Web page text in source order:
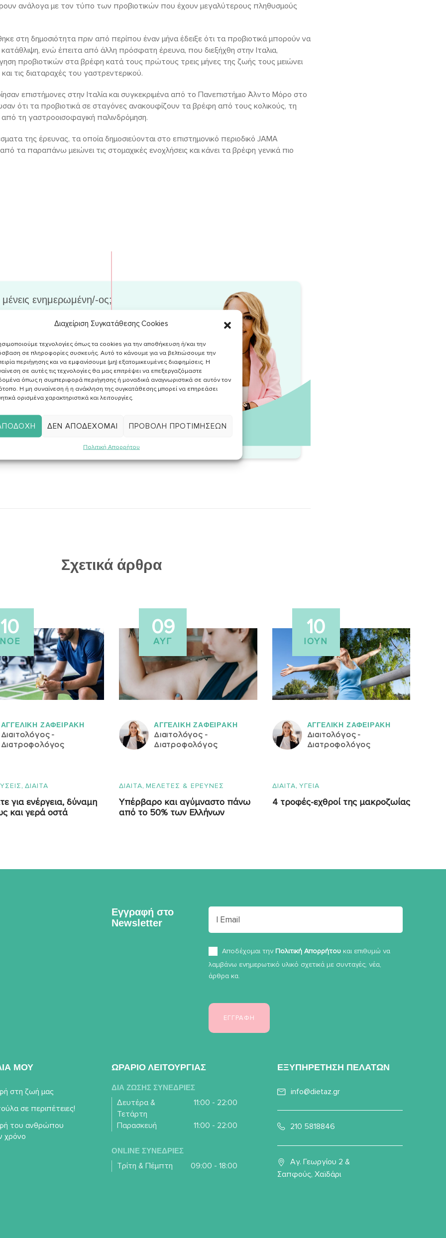
Διαχείριση Συγκατάθεσης Cookies
τεχνολογίες όπως τα cookies για την αποθήκευση ή/και την
σε πληροφορίες συσκευής. Αυτό το κάνουμε για να βελτιώσουμε την
περιήγησης και να εμφανίσουμε (μη) εξατομικευμένες διαφημίσεις. Η
σε αυτές τις τεχνολογίες θα μας επιτρέψει να επεξεργαζόμαστε
όπως η συμπεριφορά περιήγησης ή μοναδικά αναγνωριστικά σε αυτόν τον
Η μη συναίνεση ή η ανάκληση της συγκατάθεσης μπορεί να επηρεάσει
ορισμένα χαρακτηριστικά και λειτουργίες.
ΔΕΝ ΑΠΟΔΈΧΟΜΑΙ ΠΡΟΒΟΛΉ ΠΡΟΤΙΜΉΣΕΩΝ
Πολιτική Απορρήτου
ανάλογα με τον τύπο των προβιοτικών που έχουν μεγαλύτερους πληθυσμούς
στη δημοσιότητα πριν από περίπου έναν μήνα έδειξε ότι τα προβιοτικά μπορούν να
ενώ έπειτα από άλλη πρόσφατη έρευνα, που διεξήχθη στην Ιταλια,
προβιοτικών στα βρέφη κατά τους πρώτους τρεις μήνες της ζωής τους μειώνει
τις διαταραχές του γαστρεντερικού.
επιστήμονες στην Ιταλία και συγκεκριμένα από το Πανεπιστήμιο Άλντο Μόρο στο
ότι τα προβιοτικά σε σταγόνες ανακουφίζουν τα βρέφη από τους κολικούς, τη
από τη γαστροοισοφαγική παλινδρόμηση.
της έρευνας, τα οποία δημοσιεύονται στο επιστημονικό περιοδικό JAMA
τα παραπάνω μειώνει τις στομαχικές ενοχλήσεις και κάνει τα βρέφη γενικά πιο
ενημερωμένη/-ος;
στο newsletter, για να λαμβάνεις
άρθρα & χρήσιμες συμβουλές στο
Πολιτική Απορρήτουκαι επιθυμώ να
υλικό σχετικά με συνταγές, νέα, άρθρα κα.
Σχετικά άρθρα
ΑΓΓΕΛΙΚH ΖΑΦΕΙΡAΚΗ
Διαιτολόγος -
Διατροφολόγος
10
ΝΟΈ
, ΔΙΑΙΤΑ
για ενέργεια, δύναμη
και γερά οστά
ΑΓΓΕΛΙΚH ΖΑΦΕΙΡAΚΗ
Διαιτολόγος -
Διατροφολόγος
09
ΑΥΓ
ΔΙΑΙΤΑ, ΜΕΛΕΤΕΣ & ΕΡΕΥΝΕΣ
Υπέρβαρο και αγύμναστο πάνω
από το 50% των Ελλήνων
ΑΓΓΕΛΙΚH ΖΑΦΕΙΡAΚΗ
Διαιτολόγος -
Διατροφολόγος
10
ΙΟΎΝ
ΔΙΑΙΤΑ, ΥΓΕΙΑ
4 τροφές-εχθροί της μακροζωίας
Εγγραφή στο
Newsletter
Αποδέχομαι την Πολιτική Απορρήτου και επιθυμώ να
λαμβάνω ενημερωτικό υλικό σχετικά με συνταγές, νέα,
άρθρα κα.
ΜΟΥ
στη ζωή μας
σε περιπέτειες!
του ανθρώπου
χρόνο
ΩΡΑΡΙΟ ΛΕΙΤΟΥΡΓΙΑΣ
ΔΙΑ ΖΩΣΗΣ ΣΥΝΕΔΡΙΕΣ
Δευτέρα &
Τετάρτη
11:00 - 22:00
Παρασκευή 11:00 - 22:00
ONLINE ΣΥΝΕΔΡΙΕΣ
Τρίτη & Πέμπτη 09:00 - 18:00
ΕΞΥΠΗΡΕΤΗΣΗ ΠΕΛΑΤΩΝ
info@dietaz.gr
210 5818846
Αγ. Γεωργίου 2 &
Σαπφούς, Χαϊδάρι